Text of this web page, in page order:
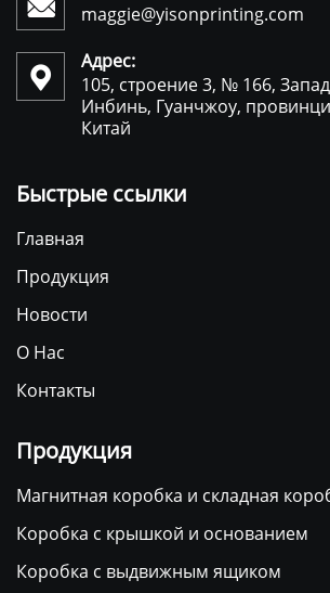

maggie@yisonprinting.com

Адрес:
105, строение 3, № 166,
Инбинь, Гуанчжоу,
Китай
Быстрые ссылки
Главная
Продукция
Новости
О Нас
Контакты
Продукция
Магнитная коробка и складная
Коробка с крышкой и основанием
Коробка с выдвижным ящиком